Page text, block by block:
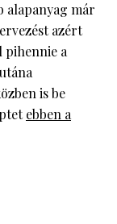
alapanyag már
azért
pihennie a
is be
ebben a